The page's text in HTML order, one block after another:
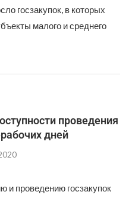
госзакупок, в которых
малого и среднего
проведения
дней
и проведению госзакупок